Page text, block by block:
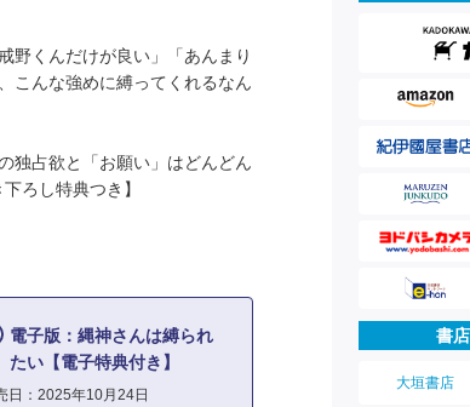
野くんだけが良い」「あんまり
こんな強めに縛ってくれるなん
独占欲と「お願い」はどんどん
ろし特典つき】
電子版：縄神さんは縛られ
たい【電子特典付き】
日：2025年10月24日
書
大垣書店